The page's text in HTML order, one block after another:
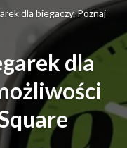
dla biegaczy. Poznaj
dla